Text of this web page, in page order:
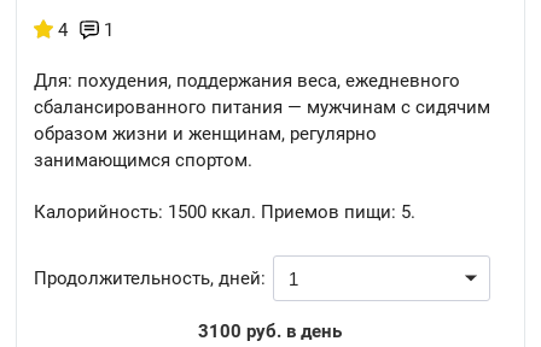
4 1
Для: похудения, поддержания веса, ежедневного
сбалансированного питания — мужчинам с сидячим
образом жизни и женщинам, регулярно
занимающимся спортом.
Калорийность: 1500 ккал. Приемов пищи: 5.
Продолжительность, дней:
3100 руб. в день